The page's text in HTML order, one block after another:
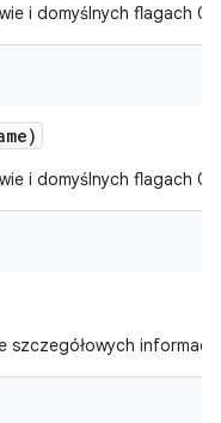
i domyślnych flagach 0.
i domyślnych flagach 0.
szczegółowych